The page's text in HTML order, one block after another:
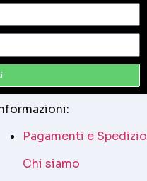
Pagamenti e
Chi siamo